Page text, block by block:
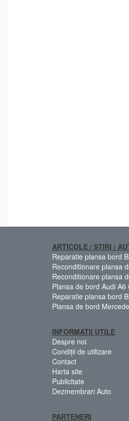
ARTICOLE / STIRI /
Reparatie plansa bord
Reconditionare plansa
Reconditionare plansa
Plansa de bord Audi A6
Reparatie plansa bord
Plansa de bord
INFORMATII UTILE
Despre noi
Condiții de utilizare
Contact
Harta site
Publicitate
Dezmembrari Auto
PARTENERI